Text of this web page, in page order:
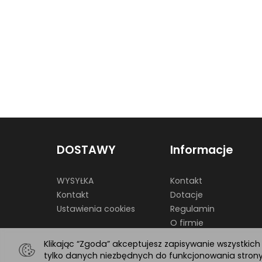
DOSTAWY
WYSYŁKA
Kontakt
Ustawienia cookies
Informacje
Kontakt
Dotacje
Regulamin
O firmie
Klikając “Zgoda” akceptujesz zapisywanie
tylko danych niezbędnych do funkcjonowania